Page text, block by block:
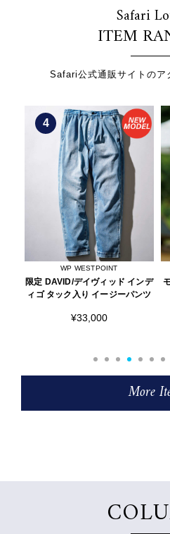
Safari
ITEM
Safari公式通販サイトのア
5
ESTIVANT
モノグラム柄 巾着バッグ ショル
ダー付き ウルトラスエード
More